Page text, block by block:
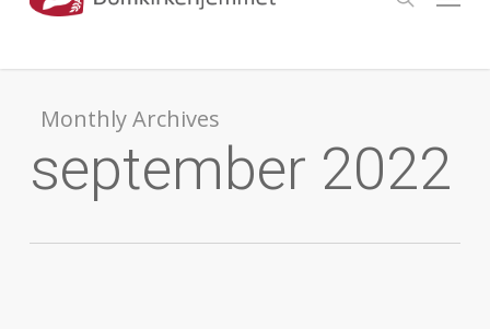
Monthly Archives
september 2022